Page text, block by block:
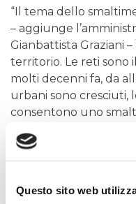
Questo sito web
“Il tema dello
– aggiunge
Gianbattista Graziani
territorio. Le reti sono
molti decenni fa, da
urbani sono cresciuti,
consentono uno
semplice terreno e il
cambiato, rendendo
precipitazioni che
acquazzoni con